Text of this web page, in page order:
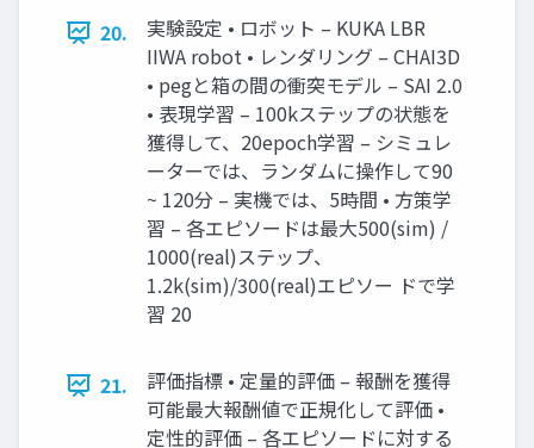
20.
実験設定 • ロボット – KUKA LBR
IIWA robot • レンダリング – CHAI3D
• pegと箱の間の衝突モデル – SAI 2.0
• 表現学習 – 100kステップの状態を
獲得して、20epoch学習 – シミュレ
ーターでは、ランダムに操作して90
~ 120分 – 実機では、5時間 • 方策学
習 – 各エピソードは最大500(sim) /
1000(real)ステップ、
1.2k(sim)/300(real)エピソー ドで学
習 20
21.
評価指標 • 定量的評価 – 報酬を獲得
可能最大報酬値で正規化して評価 •
定性的評価 – 各エピソードに対する